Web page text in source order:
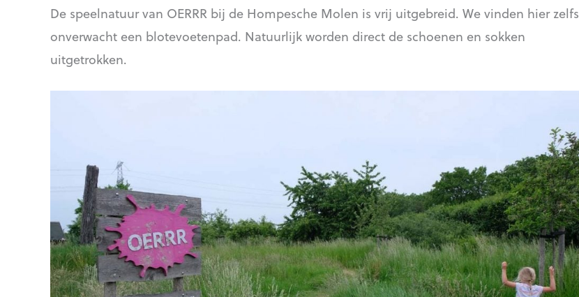
De speelnatuur van OERRR bij de Hompesche Molen is vrij uitgebreid. We vinden hier zelfs
onverwacht een blotevoetenpad. Natuurlijk worden direct de schoenen en sokken
uitgetrokken.